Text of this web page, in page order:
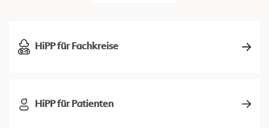
HiPP für Fachkreise
HiPP für Patienten